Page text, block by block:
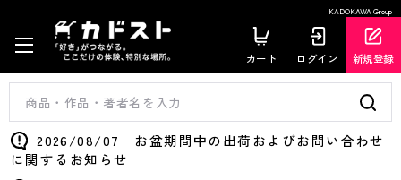
KADOKAWA Group
カート ログイン 新規登録
2026/08/07 お盆期間中の出荷およびお問い合わせ
に関するお知らせ